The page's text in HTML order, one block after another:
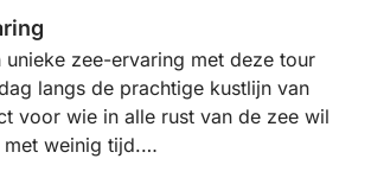
unieke zee-ervaring met deze tour
langs de prachtige kustlijn van
voor wie in alle rust van de zee wil
weinig tijd.